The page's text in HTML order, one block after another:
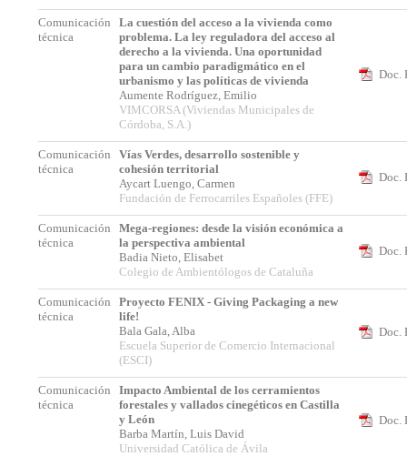
Comunicación
técnica
La cuestión del acceso a la vivienda como
problema. La ley reguladora del acceso al
derecho a la vivienda. Una oportunidad
para un cambio paradigmático en el
urbanismo y las políticas de vivienda
Aumente Rodríguez, Emilio
VIMCORSA (Viviendas Municipales de
Córdoba, S.A.)
Doc.
Comunicación
técnica
Vías Verdes, desarrollo sostenible y
cohesión territorial
Aycart Luengo, Carmen
Fundación de Ferrocarriles Españoles (FFE)
Doc.
Comunicación
técnica
Mega-regiones: desde la visión económica a
la perspectiva ambiental
Badia Nieto, Elisabet
Colegio de Ambientólogos de Cataluña
Doc.
Comunicación
técnica
Proyecto FENIX - Giving Packaging a new
life!
Bala Gala, Alba
Escuela Superior de Comercio Internacional
(ESCI)
Doc.
Comunicación
técnica
Impacto Ambiental de los cerramientos
forestales y vallados cinegéticos en Castilla
y León
Barba Martín, Luis David
Universidad Católica de Ávila
Doc.